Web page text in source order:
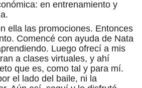
en entrenamiento y
ella las promociones. Entonces
Comencé con ayuda de Nata
Luego ofrecí a mis
a clases virtuales, y ahí
que es, como tal y para mí.
el lado del baile, ni la